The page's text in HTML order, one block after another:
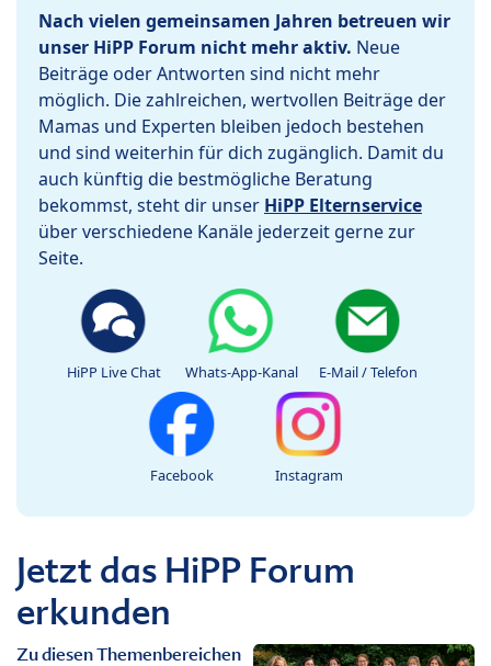
Nach vielen gemeinsamen Jahren betreuen wir
unser HiPP Forum nicht mehr aktiv. Neue
Beiträge oder Antworten sind nicht mehr
möglich. Die zahlreichen, wertvollen Beiträge der
Mamas und Experten bleiben jedoch bestehen
und sind weiterhin für dich zugänglich. Damit du
auch künftig die bestmögliche Beratung
bekommst, steht dir unser HiPP Elternservice
über verschiedene Kanäle jederzeit gerne zur
Seite.
HiPP Live Chat Whats-App-Kanal E-Mail / Telefon
Facebook Instagram
Jetzt das HiPP Forum
erkunden
Zu diesen Themenbereichen